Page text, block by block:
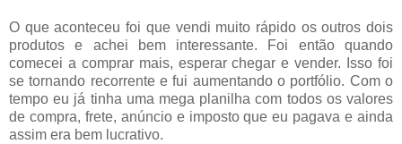
O que aconteceu foi que vendi muito rápido os outros dois
produtos e achei bem interessante. Foi então quando
comecei a comprar mais, esperar chegar e vender. Isso foi
se tornando recorrente e fui aumentando o portfólio. Com o
tempo eu já tinha uma mega planilha com todos os valores
de compra, frete, anúncio e imposto que eu pagava e ainda
assim era bem lucrativo.